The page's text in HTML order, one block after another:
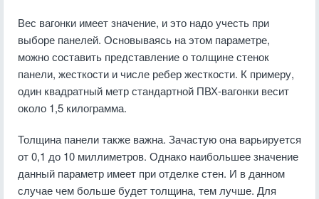
Вес вагонки имеет значение, и это надо учесть при
выборе панелей. Основываясь на этом параметре,
можно составить представление о толщине стенок
панели, жесткости и числе ребер жесткости. К примеру,
один квадратный метр стандартной ПВХ-вагонки весит
около 1,5 килограмма.
Толщина панели также важна. Зачастую она варьируется
от 0,1 до 10 миллиметров. Однако наибольшее значение
данный параметр имеет при отделке стен. И в данном
случае чем больше будет толщина, тем лучше. Для